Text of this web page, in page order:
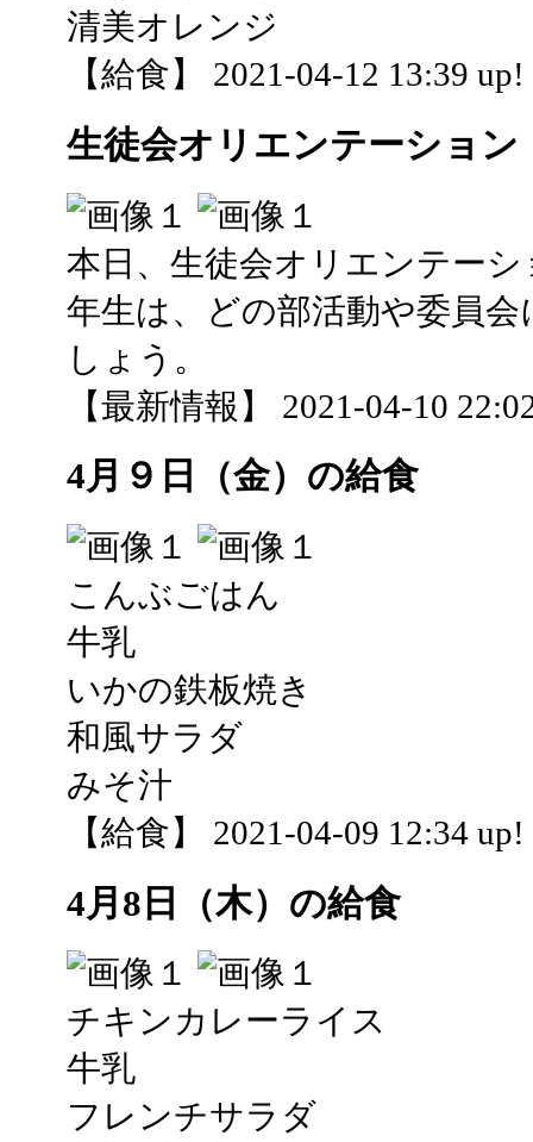
清美オレンジ
【給食】 2021-04-12 13:39 up!
生徒会オリエンテーション
本日、生徒会オリエンテー
年生は、どの部活動や委員
しょう。
【最新情報】 2021-04-10
4月９日（金）の給食
こんぶごはん
牛乳
いかの鉄板焼き
和風サラダ
みそ汁
【給食】 2021-04-09 12:34 up!
4月8日（木）の給食
チキンカレーライス
牛乳
フレンチサラダ